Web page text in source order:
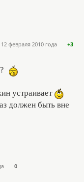
12 февраля 2010 года +3
устраивает
должен быть вне
0